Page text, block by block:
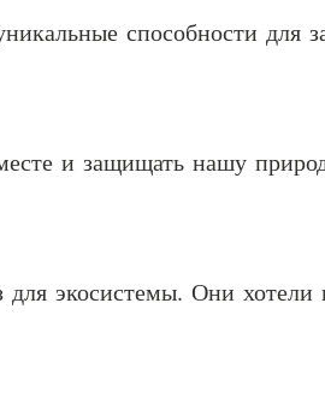
способности для
и защищать нашу
для экосистемы. Они хотели